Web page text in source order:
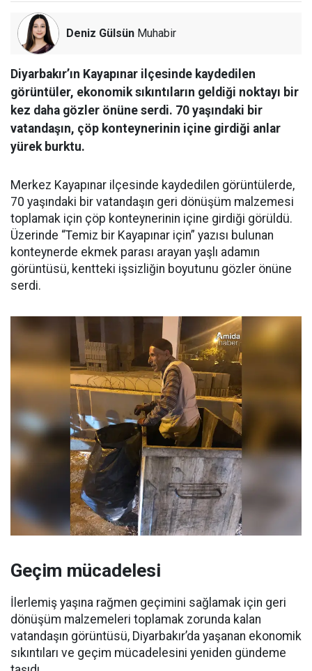
Deniz Gülsün Muhabir
Diyarbakır’ın Kayapınar ilçesinde kaydedilen
görüntüler, ekonomik sıkıntıların geldiği noktayı bir
kez daha gözler önüne serdi. 70 yaşındaki bir
vatandaşın, çöp konteynerinin içine girdiği anlar
yürek burktu.
Merkez Kayapınar ilçesinde kaydedilen görüntülerde,
70 yaşındaki bir vatandaşın geri dönüşüm malzemesi
toplamak için çöp konteynerinin içine girdiği görüldü.
Üzerinde “Temiz bir Kayapınar için” yazısı bulunan
konteynerde ekmek parası arayan yaşlı adamın
görüntüsü, kentteki işsizliğin boyutunu gözler önüne
serdi.
Geçim mücadelesi
İlerlemiş yaşına rağmen geçimini sağlamak için geri
dönüşüm malzemeleri toplamak zorunda kalan
vatandaşın görüntüsü, Diyarbakır’da yaşanan ekonomik
sıkıntıları ve geçim mücadelesini yeniden gündeme